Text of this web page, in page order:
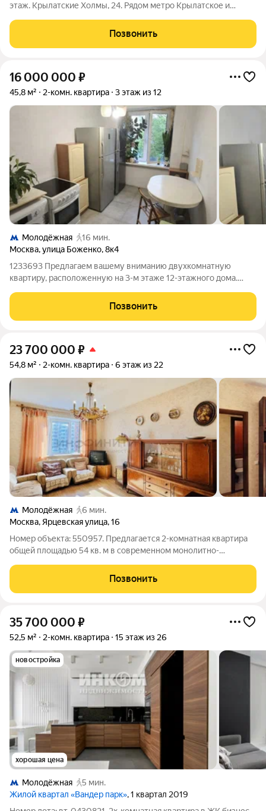
этаж. Крылатские Холмы, 24. Рядом метро Крылатское и
квартира в престижном районе Крылатское (ЗАО).
Позвонить
16 000 000 ₽
45,8 м² 2-комн. квартира 3 этаж из 12
Молодёжная
16 мин.
Москва,улица Боженко,8к4
1233693 Предлагаем вашему вниманию двухкомнатную
квартиру, расположенную на 3-м этаже 12-этажного дома.
Площадь кухни: 9.3 м Совместный санузел: 1 Ремонт:
косметический Тип комнат:
Позвонить
23 700 000 ₽
54,8 м² 2-комн. квартира 6 этаж из 22
Молодёжная
6 мин.
Москва, Ярцевская улица,16
Номер объекта: 550957. Предлагается 2-комнатная квартира
общей площадью 54 кв. м в современном монолитно-
в 2013 году, отличается качественной застройкой,
энергоэффективностью и проверенной
Позвонить
35 700 000 ₽
52,5 м² 2-комн. квартира 15 этаж из 26
новостройка
хорошая цена
Молодёжная
5 мин.
Жилой квартал «Вандер парк», 1 квартал 2019